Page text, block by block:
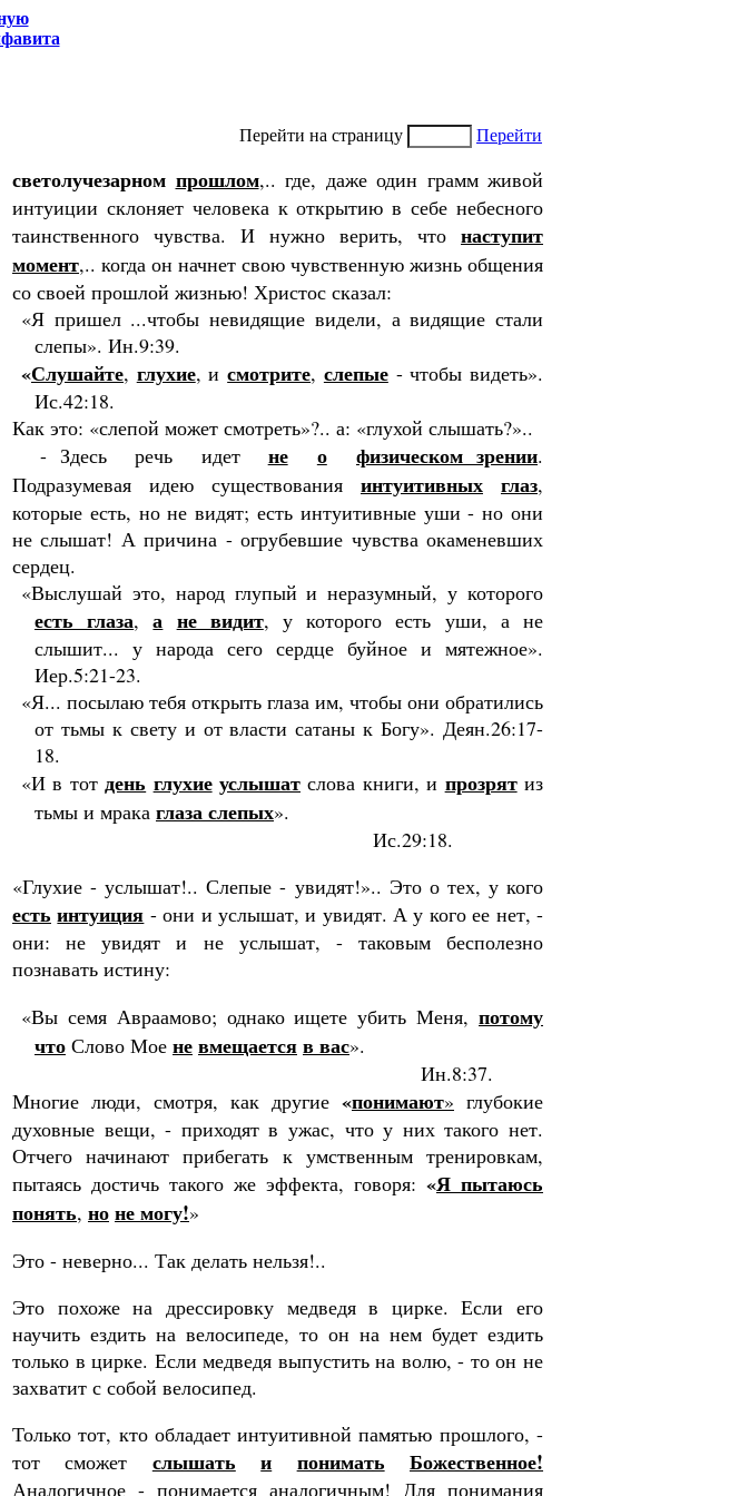
Перейти на страницу Перейти
светолучезарном прошлом,.. где, даже один грамм живой
интуиции склоняет человека к отк­рытию в себе небесного
таинственного чувства. И нужно верить, что наступит
момент,.. когда он начнет свою чувственную жизнь общения
со своей прошлой жизнью! Христос сказал:
«Я пришел ...чтобы невидящие видели, а видя­щие стали
слепы». Ин.9:39.
«Слушайте, глухие, исмотрите, слепые- чтобы видеть».
Ис.42:18.
Как это: «слепой может смотреть»?.. а: «глухой слышать?»..
- Здесь речь идет не о физическом зрении.
Подразумевая идею существования интуитив­ных глаз,
которые есть, но не видят; есть интуи­тивные уши - но они
не слышат! А причина - огрубевшие чувства окаменевших
сердец.
«Выслушай это, народ глупый и неразумный, у которого
есть глаза,а не видит, у которого есть уши, а не
слышит... у народа сего сердце буйное и мятежное».
Иер.5:21-23.
«Я... посылаю тебя открыть глаза им, чтобы они обратились
от тьмы к свету и от власти сатаны к Богу». Деян.26:17-
18.
«И в тотдень глухие услышат слова книги, и прозрятиз
тьмы и мрака глаза слепых».
Ис.29:18.
«Глухие - услышат!.. Слепые - увидят!».. Это о тех, у кого
есть интуиция - они и услышат, и увидят. А у кого ее нет, -
они: не увидят и не услы­шат, - таковым бесполезно
познавать истину:
«Вы семя Авраамово; однако ищете убить Меня, потому
что Слово Мое невмещаетсяв вас».
Ин.8:37.
Многие люди, смотря, как другие «понимают» глубокие
духовные вещи, - приходят в ужас, что у них такого нет.
Отчего начинают прибегать к умс­твенным тренировкам,
пытаясь достичь такого же эффекта, говоря: «Я пытаюсь
понять, ноне могу!»
Это - неверно... Так делать нельзя!..
Это похоже на дрессировку медведя в цирке. Ес­ли его
научить ездить на велосипеде, то он на нем будет ездить
только в цирке. Если медведя выпус­тить на волю, - то он не
захватит с собой велоси­пед.
Только тот, кто обладает интуитивной памятью прошлого, -
тот сможет слышать и понимать Божественное!
Аналогичное - понимается ана­логичным! Для понимания